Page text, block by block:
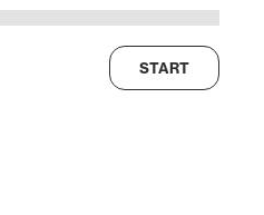
START